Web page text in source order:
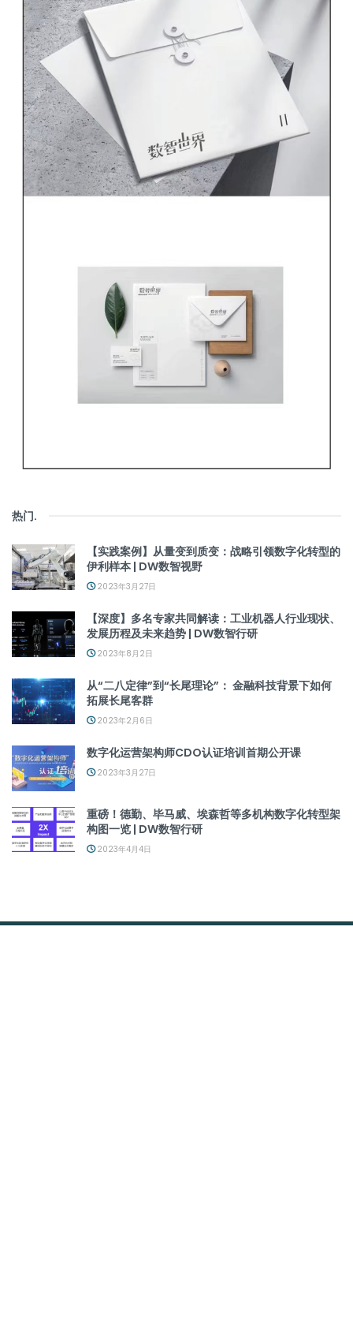
热门.
【实践案例】从量变到质变：战略引领数字化转型的
伊利样本 | DW数智视野
2023年3月27日
【深度】多名专家共同解读：工业机器人行业现状、
发展历程及未来趋势 | DW数智行研
2023年8月2日
从“二八定律”到“长尾理论”： 金融科技背景下如何
拓展长尾客群
2023年2月6日
数字化运营架构师CDO认证培训首期公开课
2023年3月27日
重磅！德勤、毕马威、埃森哲等多机构数字化转型架
构图一览 | DW数智行研
2023年4月4日